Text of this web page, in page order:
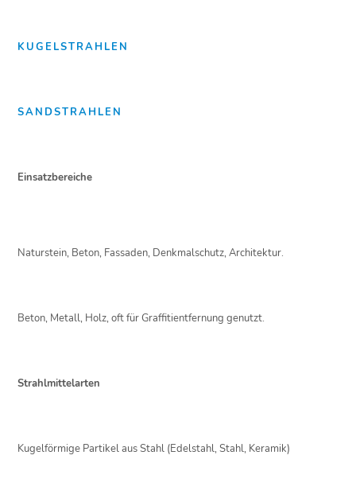
KUGELSTRAHLEN
SANDSTRAHLEN
Einsatzbereiche
Naturstein, Beton, Fassaden, Denkmalschutz, Architektur.
Beton, Metall, Holz, oft für Graffitientfernung genutzt.
Strahlmittelarten
Kugelförmige Partikel aus Stahl (Edelstahl, Stahl, Keramik)